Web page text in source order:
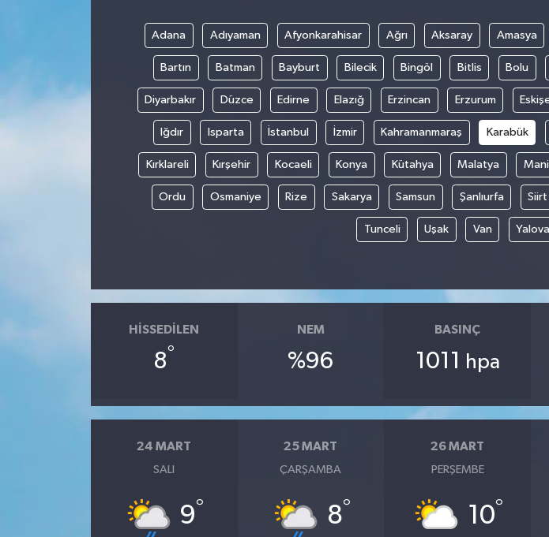
Adana Adıyaman Afyonkarahisar Ağrı Aksaray Amasya
Bartın Batman Bayburt Bilecik Bingöl Bitlis Bolu
Diyarbakır Düzce Edirne Elazığ Erzincan Erzurum
Iğdır Isparta İstanbul İzmir Kahramanmaraş Karabük
Kırklareli Kırşehir Kocaeli Konya Kütahya Malatya
Ordu Osmaniye Rize Sakarya Samsun Şanlıurfa Siirt
Tunceli Uşak Van Yalova
HISSEDILEN
8°
NEM
%96
BASINÇ
1011 hpa
24 MART
SALI
9°
25 MART
ÇARŞAMBA
8°
26 MART
PERŞEMBE
10°